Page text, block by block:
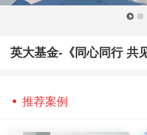
英大基金-《同心同行 共
推荐案例